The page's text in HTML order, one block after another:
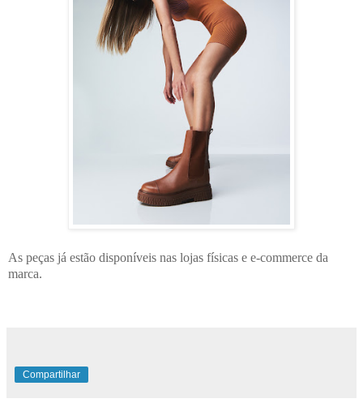
As peças já estão disponíveis nas lojas físicas e e-commerce da
marca.
Compartilhar